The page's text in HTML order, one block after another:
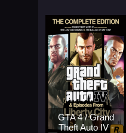
GTA 4 / Grand
Theft Auto IV -